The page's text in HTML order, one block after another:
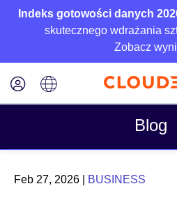
Indeks gotowości danych
skutecznego wdrażania
Zobacz
Blog
Tematy
Feb 27, 2026 BUSINESS